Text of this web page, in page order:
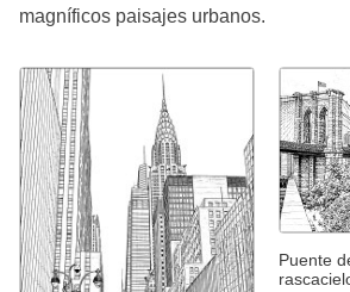
magníficos paisajes urbanos.
Puente